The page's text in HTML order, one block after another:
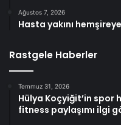
Ağustos 7, 2026
Hasta yakını
Rastgele Haberler
Temmuz 31, 2026
Hülya Koçyiğit’in spor
fitness paylaşımı ilgi